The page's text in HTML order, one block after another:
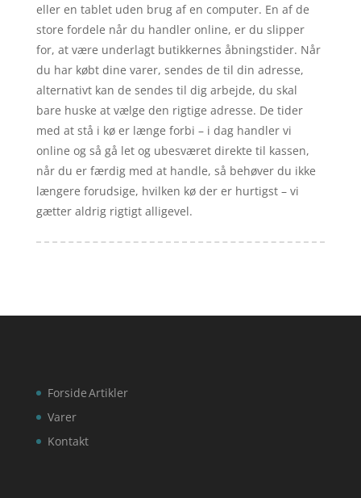
eller en tablet uden brug af en computer. En af de
store fordele når du handler online, er du slipper
for, at være underlagt butikkernes åbningstider. Når
du har købt dine varer, sendes de til din adresse,
alternativt kan de sendes til dig arbejde, du skal
bare huske at vælge den rigtige adresse. De tider
med at stå i kø er længe forbi – i dag handler vi
online og så gå let og ubesværet direkte til kassen,
når du er færdig med at handle, så behøver du ikke
længere forudsige, hvilken kø der er hurtigst – vi
gætter aldrig rigtigt alligevel.
Forside
Varer
Kontakt
Artikler